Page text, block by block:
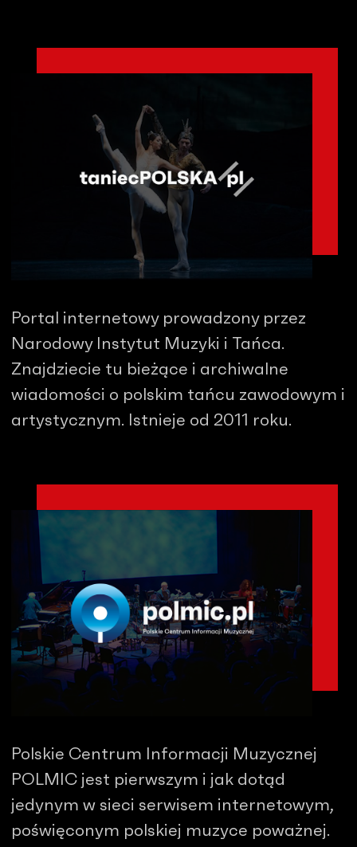
Portal internetowy prowadzony przez
Narodowy Instytut Muzyki i Tańca.
Znajdziecie tu bieżące i archiwalne
wiadomości o polskim tańcu zawodowym i
artystycznym. Istnieje od 2011 roku.
Polskie Centrum Informacji Muzycznej
POLMIC jest pierwszym i jak dotąd
jedynym w sieci serwisem internetowym,
poświęconym polskiej muzyce poważnej.